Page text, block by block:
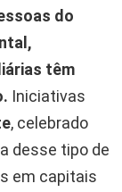
do
têm
Iniciativas
, celebrado
desse tipo de
em capitais